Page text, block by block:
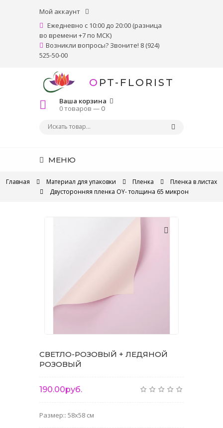
Мой аккаунт
Ежедневно с 10:00 до 20:00 (разница
во времени +7 по МСК)
Возникли вопросы? Звоните! 8 (924)
525-50-00
OPT-FLORIST
Ваша корзина
0 товаров —0
МЕНЮ
Главная Материал для упаковки Пленка
Пленка в листах
Двусторонняя пленка OY- толщина 65 микрон
СВЕТЛО-РОЗОВЫЙ + ЛЕДЯНОЙ
РОЗОВЫЙ
190.00руб.
Размер:: 58x58 см